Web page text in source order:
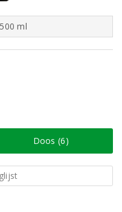
ml
Doos (6)